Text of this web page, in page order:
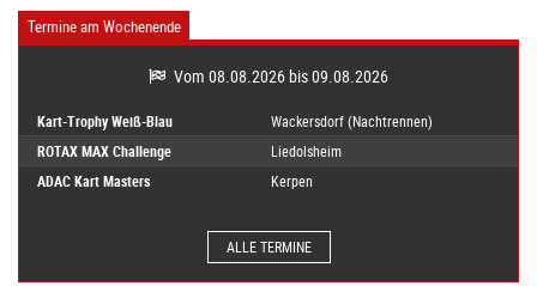
Termine am Wochenende
Vom 08.08.2026 bis 09.08.2026
Kart-Trophy Weiß-Blau
Wackersdorf (Nachtrennen)
ROTAX MAX Challenge
Liedolsheim
ADAC Kart Masters
Kerpen
ALLE TERMINE